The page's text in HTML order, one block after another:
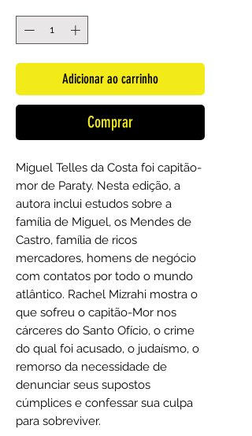
Adicionar ao carrinho
Comprar
Miguel Telles da Costa foi capitão-
mor de Paraty. Nesta edição, a
autora inclui estudos sobre a
família de Miguel, os Mendes de
Castro, família de ricos
mercadores, homens de negócio
com contatos por todo o mundo
atlântico. Rachel Mizrahi mostra o
que sofreu o capitão-Mor nos
cárceres do Santo Ofício, o crime
do qual foi acusado, o judaísmo, o
remorso da necessidade de
denunciar seus supostos
cúmplices e confessar sua culpa
para sobreviver.